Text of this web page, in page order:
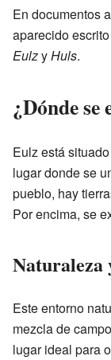
En documentos
aparecido
EulzyHuls.
¿Dónde
Eulz está
lugar donde se
pueblo, hay
Por encima, se
Naturaleza
Este entorno
mezcla de
lugar ideal para